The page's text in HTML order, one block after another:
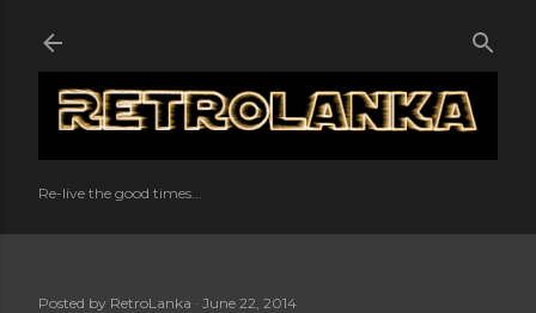
Re-live the good times...
Posted by RetroLanka June 22, 2014